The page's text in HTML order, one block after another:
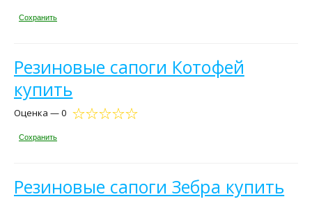
Сохранить
Резиновые сапоги Котофей
купить
Оценка — 0
Сохранить
Резиновые сапоги Зебра купить